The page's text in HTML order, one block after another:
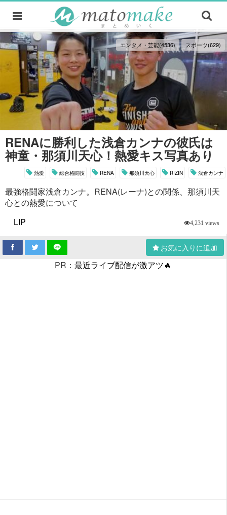
エンタメ・芸能(4536) スポーツ(629)
RENAに勝利した浅倉カンナの彼氏は
神童・那須川天心！熱愛キス写真あり
熱愛 総合格闘技 RENA 那須川天心 RIZIN 浅倉カンナ
最強格闘家浅倉カンナ。RENA(レーナ)との関係、那須川天
心との熱愛について
LIP
4,231 views
お気に入りに追加
PR： 最近ライブ配信が激アツ🔥